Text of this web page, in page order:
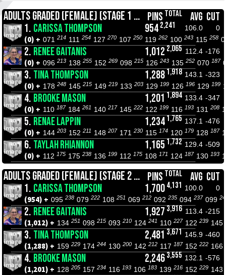
ADULTS GRADED (FEMALE) (STAGE 1 CHAMPIONSHIPS) PINS TOTAL AVG CUT
1. CARISSA THOMPSON 954 2,241 106.0 0
(0) + 071 214 111 254 127 270 107 250 119 262 100 243 115 258
2. RENEE GAITANIS 1,012 2,065 112.4 -176
(0) + 096 213 138 255 152 269 098 215 126 243 135 252 070 187
3. TINA THOMPSON 1,2881,918 143.1 -323
(0) + 178 248 145 215 149 219 133 203 129 199 126 196 129 199
4. BROOKE MASON 1,201 1,894 133.4 -347
(0) + 110 187 184 261 140 217 145 222 122 199 116 193 131 208
5. RENAE LAPPIN 1,2341,765 137.1 -476
(0) + 144 203 152 211 148 207 171 230 115 174 120 179 128 187
6. TAYLAH RHIANNON 1,165 1,732 129.4 -509
(0) + 112 175 175 238 136 199 112 175 108 171 124 187 130 193
ADULTS GRADED (FEMALE) (STAGE 2 ROLL OFFS) PINS TOTAL AVG CUT
1. CARISSA THOMPSON 1,700 4,131 100.0 0
(954) + 095 238 079 222 108 251 069 212 092 235 094 237 099
2. RENEE GAITANIS 1,927 3,916 113.4 -215
(1,012) + 134 251 098 215 093 210 124 241 110 227 122 239 145
3. TINA THOMPSON 2,481 3,671 145.9 -460
(1,288) + 159 229 174 244 130 200 142 212 117 187 152 222 166
4. BROOKE MASON 2,2463,555 132.1 -576
(1,201) + 128 205 157 234 116 193 106 183 139 216 152 229 143